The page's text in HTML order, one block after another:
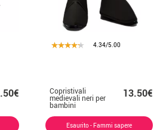
4.34/5.00
Copristivali
medievali neri per
bambini
13.50€
Esaurito - Fammi sapere